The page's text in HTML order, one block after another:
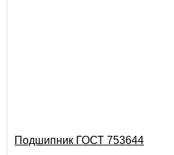
Подшипник ГОСТ 753644